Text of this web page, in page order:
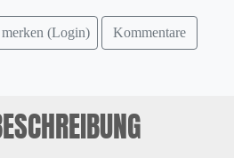
(Login) Kommentare